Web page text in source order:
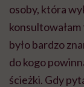
osoby, która
było bardzo
do kogo
ścieżki. Gdy